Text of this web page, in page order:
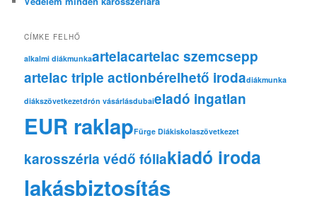
CÍMKE FELHŐ
alkalmi diákmunkaartelacartelac szemcsepp
artelac triple actionbérelhető irodadiákmunka
diákszövetkezetdrón vásárlásdubaieladó ingatlan
EUR raklapFürge Diákiskolaszövetkezet
karosszéria védő fóliakiadó iroda
lakásbiztosítás